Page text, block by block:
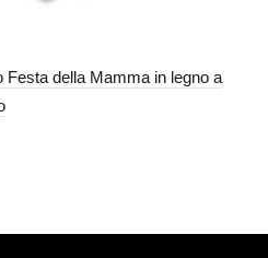
Festa della Mamma in legno a